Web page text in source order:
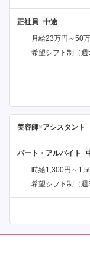
正社員
月給23万円～50
希望シフト制（週
美容師×アシスタント
パート・アルバイト
時給1,300円～
希望シフト制（週